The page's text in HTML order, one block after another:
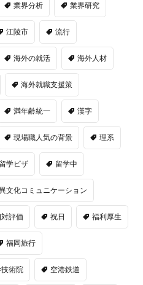
業界分析 業界研究
江陵市 流行
海外の就活 海外人材
海外就職支援策
満年齢統一 漢字
現場職人気の背景 理系
留学ビザ 留学中
文化コミュニケーション
評価 祝日 福利厚生
福岡旅行
術院 空港鉄道